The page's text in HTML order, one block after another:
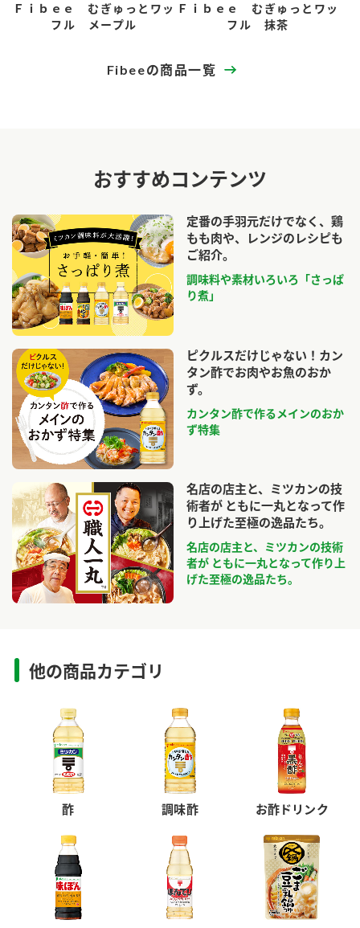
Ｆｉｂｅｅ むぎゅっとワッ
フル メープル
Ｆｉｂｅｅ むぎゅっとワッ
フル 抹茶
Fibeeの商品一覧
おすすめコンテンツ
定番の手羽元だけでなく、鶏
もも肉や、レンジのレシピも
ご紹介。
調味料や素材いろいろ「さっぱ
り煮」
ピクルスだけじゃない！カン
タン酢でお肉やお魚のおか
ず。
カンタン酢で作るメインのおか
ず特集
名店の店主と、ミツカンの技
術者が ともに一丸となって作
り上げた至極の逸品たち。
名店の店主と、ミツカンの技術
者が ともに一丸となって作り上
げた至極の逸品たち。
他の商品カテゴリ
酢 調味酢 お酢ドリンク